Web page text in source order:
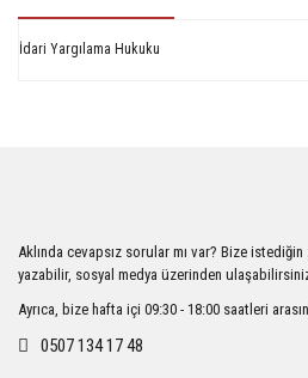
İdari Yargılama Hukuku
Ürün açıklamasında eksik bilgiler
Ürün bilgilerinde hatalar bulunuyor.
Ürün fiyatı diğer sitelerden daha pahalı.
Aklında cevapsız sorular mı var? Bize
yazabilir, sosyal medya üzerinden
Ayrıca, bize hafta içi 09:30 - 18:00 saatleri
0507 134 17 48